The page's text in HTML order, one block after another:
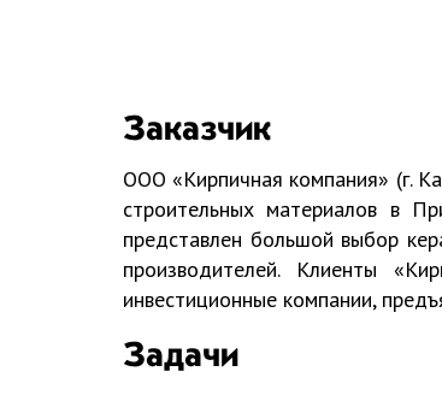
Заказчик
ООО «Кирпичная компания» (г.
строительных материалов в
представлен большой выбор
производителей. Клиенты
инвестиционные компании,
Задачи